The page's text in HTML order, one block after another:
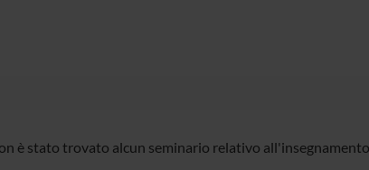
è stato trovato alcun seminario relativo